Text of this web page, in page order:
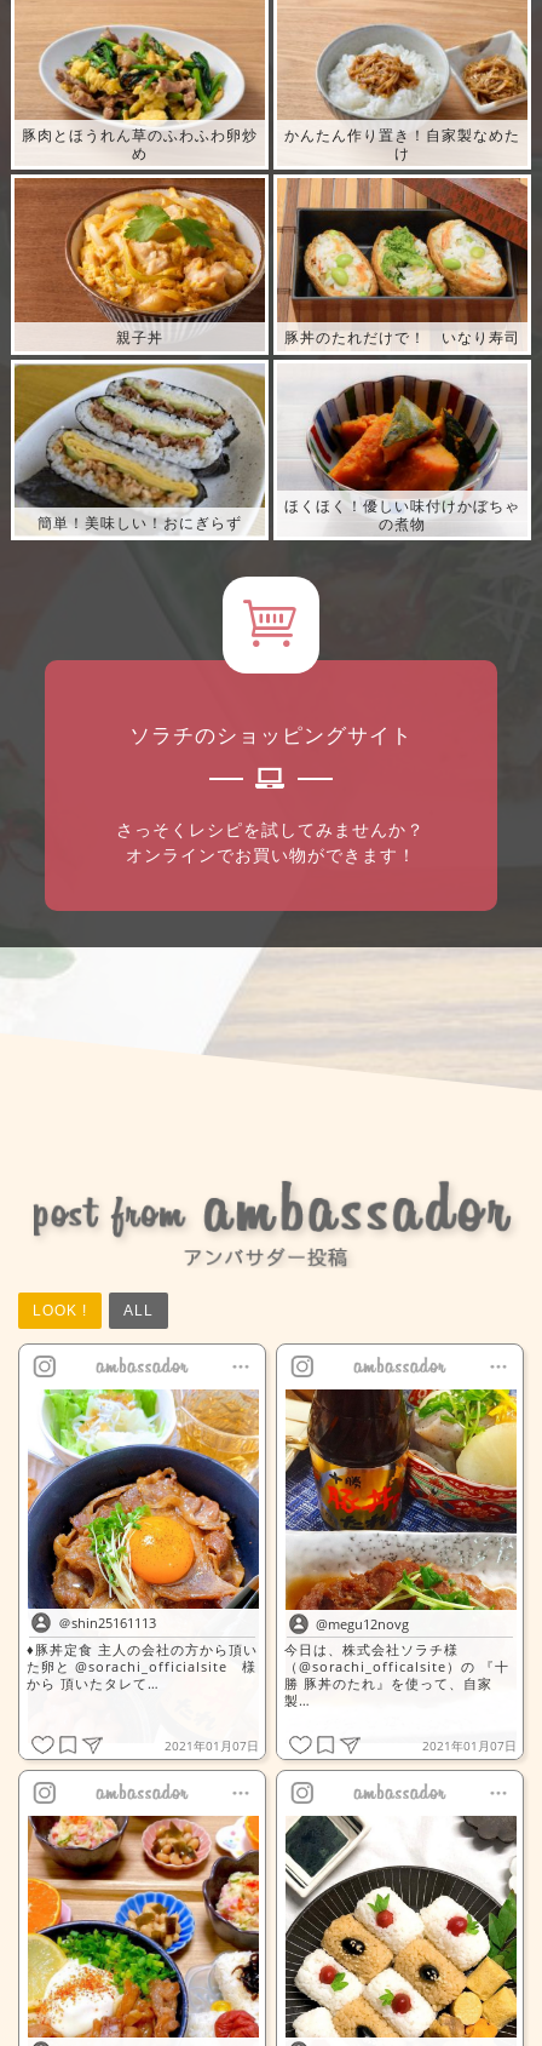
豚肉とほうれん草のふわふわ卵炒
め
レシピ表示
かんたん作り置き！自家製なめた
け
レシピ表示
親子丼
レシピ表示
豚丼のたれだけで！ いなり寿司
レシピ表示
簡単！美味しい！おにぎらず
レシピ表示
ほくほく！優しい味付けかぼちゃ
の煮物
レシピ表示
ソラチのショッピングサイト
さっそくレシピを試してみませんか？
オンラインでお買い物ができます！
LOOK ! ALL
＠shin25161113
♦️豚丼定食 主人の会社の方から頂い
た卵と @sorachi_officialsite 様
から 頂いたタレて…
2021年01月07日
全文表示
@megu12novg
今日は、株式会社ソラチ様
（@sorachi_officalsite）の 『十
勝 豚丼のたれ』を使って、自家
製…
2021年01月07日
全文表示